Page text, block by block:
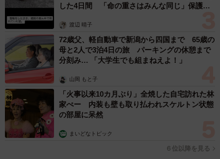
ーーこれまでのコメントや反響へのご感想をお聞かせくだ
さい。
ぱやぱや：帰りにくさを感じる方が一定数いるようで、今
回の反響には驚きました。リプライ欄には「電話が鳴った
ふりをして帰る」などの技も紹介されており、私自身も勉
強になることが多かったです。
◇ ◇
読者のみなさんも微妙なお店に入ってしまった時はぜひこ
した4日間 「命の重さはみんな同じ」保護団
渡辺 晴子
72歳父、軽自動車で新潟から四国まで 65歳の
母と2人で3泊4日の旅 パーキングの休憩まで
分刻み… 「大学生でも組まねえよ！」
山岡 もと子
「火事以来10カ月ぶり」全焼した自宅訪れた林
家ぺー 内装も壁も取り払われスケルトン状態
の部屋に呆然
まいどなトピック
６位以降を見る